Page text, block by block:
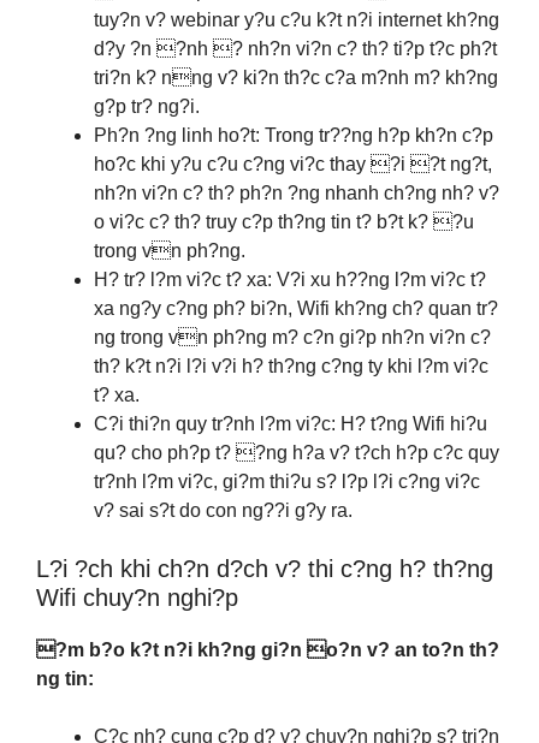
tuy?n v? webinar y?u c?u k?t n?i internet kh?ng
d?y ?n ?nh ? nh?n vi?n c? th? ti?p t?c ph?t
tri?n k? nng v? ki?n th?c c?a m?nh m? kh?ng
g?p tr? ng?i.
Ph?n ?ng linh ho?t: Trong tr??ng h?p kh?n c?p
ho?c khi y?u c?u c?ng vi?c thay ?i ?t ng?t,
nh?n vi?n c? th? ph?n ?ng nhanh ch?ng nh? v?
o vi?c c? th? truy c?p th?ng tin t? b?t k? ?u
trong vn ph?ng.
H? tr? l?m vi?c t? xa: V?i xu h??ng l?m vi?c t?
xa ng?y c?ng ph? bi?n, Wifi kh?ng ch? quan tr?
ng trong vn ph?ng m? c?n gi?p nh?n vi?n c?
th? k?t n?i l?i v?i h? th?ng c?ng ty khi l?m vi?c
t? xa.
C?i thi?n quy tr?nh l?m vi?c: H? t?ng Wifi hi?u
qu? cho ph?p t? ?ng h?a v? t?ch h?p c?c quy
tr?nh l?m vi?c, gi?m thi?u s? l?p l?i c?ng vi?c
v? sai s?t do con ng??i g?y ra.
L?i ?ch khi ch?n d?ch v? thi c?ng h? th?ng
Wifi chuy?n nghi?p
?m b?o k?t n?i kh?ng gi?n o?n v? an to?n th?
ng tin:
C?c nh? cung c?p d? v? chuy?n nghi?p s? tri?n